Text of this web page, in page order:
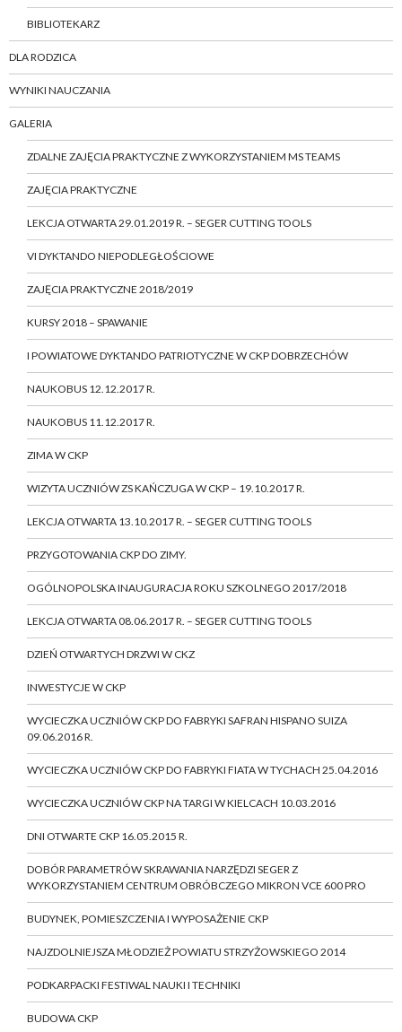
BIBLIOTEKARZ
DLA RODZICA
WYNIKI NAUCZANIA
GALERIA
ZDALNE ZAJĘCIA PRAKTYCZNE Z WYKORZYSTANIEM MS TEAMS
ZAJĘCIA PRAKTYCZNE
LEKCJA OTWARTA 29.01.2019 R. – SEGER CUTTING TOOLS
VI DYKTANDO NIEPODLEGŁOŚCIOWE
ZAJĘCIA PRAKTYCZNE 2018/2019
KURSY 2018 – SPAWANIE
I POWIATOWE DYKTANDO PATRIOTYCZNE W CKP DOBRZECHÓW
NAUKOBUS 12.12.2017 R.
NAUKOBUS 11.12.2017 R.
ZIMA W CKP
WIZYTA UCZNIÓW ZS KAŃCZUGA W CKP – 19.10.2017 R.
LEKCJA OTWARTA 13.10.2017 R. – SEGER CUTTING TOOLS
PRZYGOTOWANIA CKP DO ZIMY.
OGÓLNOPOLSKA INAUGURACJA ROKU SZKOLNEGO 2017/2018
LEKCJA OTWARTA 08.06.2017 R. – SEGER CUTTING TOOLS
DZIEŃ OTWARTYCH DRZWI W CKZ
INWESTYCJE W CKP
WYCIECZKA UCZNIÓW CKP DO FABRYKI SAFRAN HISPANO SUIZA
09.06.2016 R.
WYCIECZKA UCZNIÓW CKP DO FABRYKI FIATA W TYCHACH 25.04.2016
WYCIECZKA UCZNIÓW CKP NA TARGI W KIELCACH 10.03.2016
DNI OTWARTE CKP 16.05.2015 R.
DOBÓR PARAMETRÓW SKRAWANIA NARZĘDZI SEGER Z
WYKORZYSTANIEM CENTRUM OBRÓBCZEGO MIKRON VCE 600 PRO
BUDYNEK, POMIESZCZENIA I WYPOSAŻENIE CKP
NAJZDOLNIEJSZA MŁODZIEŻ POWIATU STRZYŻOWSKIEGO 2014
PODKARPACKI FESTIWAL NAUKI I TECHNIKI
BUDOWA CKP